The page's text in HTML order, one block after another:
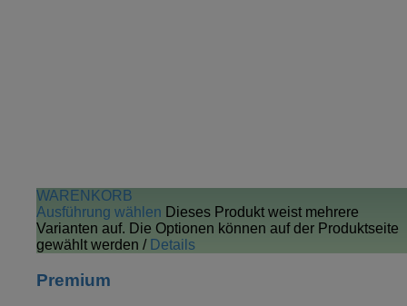
WARENKORB
Ausführung wählen Dieses Produkt weist mehrere
Varianten auf. Die Optionen können auf der Produktseite
gewählt werden / Details
Premium